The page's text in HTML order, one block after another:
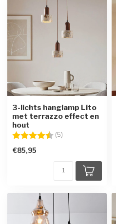
3-lichts hanglamp Lito
met terrazzo effect en
hout
Beoordeling: (5)
€85,95